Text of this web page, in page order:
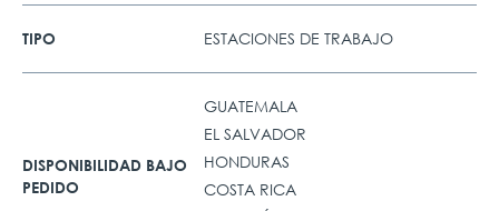
TIPO ESTACIONES DE TRABAJO
DISPONIBILIDAD BAJO
PEDIDO
GUATEMALA
EL SALVADOR
HONDURAS
COSTA RICA